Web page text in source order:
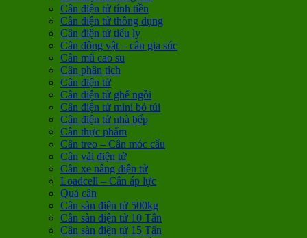
Cân điện tử tính tiền
Cân điện tử thông dụng
Cân điện tử tiểu ly
Cân động vật – cân gia súc
Cân mũ cao su
Cân phân tích
Cân điện tử
Cân điện tử ghế ngồi
Cân điện tử mini bỏ túi
Cân điện tử nhà bếp
Cân thực phẩm
Cân treo – Cân móc cẩu
Cân vải điện tử
Cân xe nâng điện tử
Loadcell – Cân áp lực
Quả cân
Cân sàn điện tử 500kg
Cân sàn điện tử 10 Tấn
Cân sàn điện tử 15 Tấn